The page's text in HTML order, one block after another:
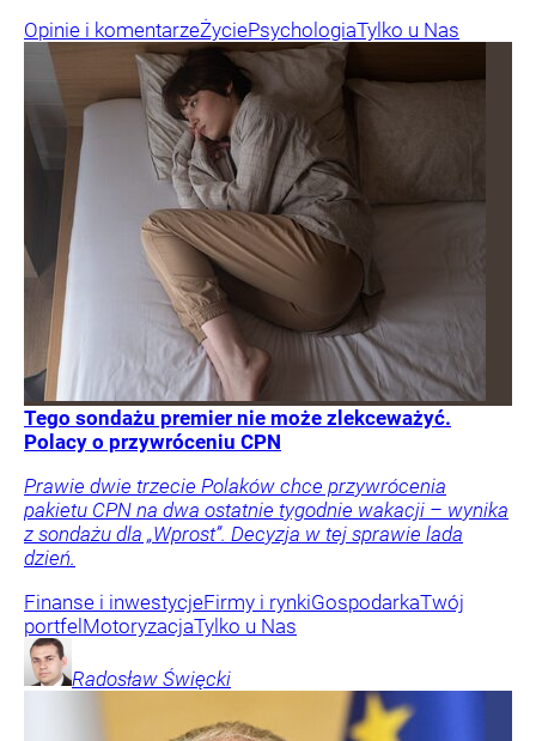
Opinie i komentarzeŻyciePsychologiaTylko u Nas
Tego sondażu premier nie może zlekceważyć.
Polacy o przywróceniu CPN
Prawie dwie trzecie Polaków chce przywrócenia
pakietu CPN na dwa ostatnie tygodnie wakacji – wynika
z sondażu dla „Wprost”. Decyzja w tej sprawie lada
dzień.
Finanse i inwestycjeFirmy i rynkiGospodarkaTwój
portfel MotoryzacjaTylko u Nas
Radosław Święcki